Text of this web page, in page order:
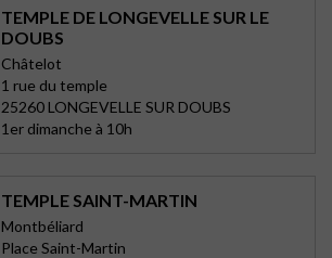
TEMPLE DE LONGEVELLE SUR LE
DOUBS
Châtelot
1 rue du temple
25260 LONGEVELLE SUR DOUBS
1er dimanche à 10h
TEMPLE SAINT-MARTIN
Montbéliard
Place Saint-Martin